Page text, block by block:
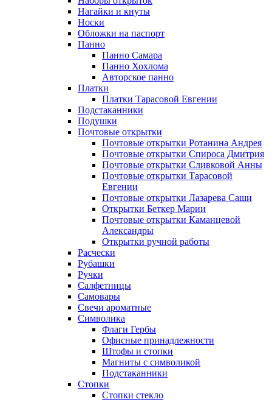
Нагайки и кнуты
Носки
Обложки на паспорт
Панно
Панно Самара
Панно Хохлома
Авторское панно
Платки
Платки Тарасовой Евгении
Подстаканники
Подушки
Почтовые открытки
Почтовые открытки Ротанина Андрея
Почтовые открытки Спироса Дмитрия
Почтовые открытки Сливковой Анны
Почтовые открытки Тарасовой
Евгении
Почтовые открытки Лазарева Саши
Открытки Беткер Марии
Почтовые открытки Каманцевой
Александры
Открытки ручной работы
Расчески
Рубашки
Ручки
Салфетницы
Самовары
Свечи ароматные
Символика
Флаги Гербы
Офисные принадлежности
Штофы и стопки
Магниты с символикой
Подстаканники
Стопки
Стопки стекло